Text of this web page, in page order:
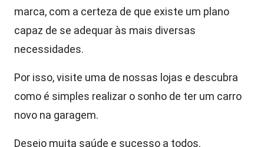
marca, com a certeza de que existe um plano
capaz de se adequar às mais diversas
necessidades.
Por isso, visite uma de nossas lojas e descubra
como é simples realizar o sonho de ter um carro
novo na garagem.
Desejo muita saúde e sucesso a todos.